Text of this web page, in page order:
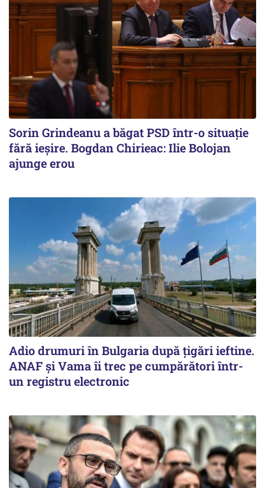
Sorin Grindeanu a băgat PSD într-o situație
fără ieșire. Bogdan Chirieac: Ilie Bolojan
ajunge erou
Adio drumuri în Bulgaria după țigări ieftine.
ANAF și Vama îi trec pe cumpărători într-
un registru electronic